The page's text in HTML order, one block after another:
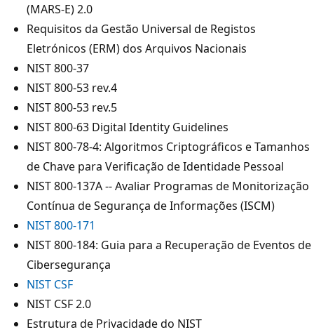
(MARS-E) 2.0
Requisitos da Gestão Universal de Registos
Eletrónicos (ERM) dos Arquivos Nacionais
NIST 800-37
NIST 800-53 rev.4
NIST 800-53 rev.5
NIST 800-63 Digital Identity Guidelines
NIST 800-78-4: Algoritmos Criptográficos e Tamanhos
de Chave para Verificação de Identidade Pessoal
NIST 800-137A -- Avaliar Programas de Monitorização
Contínua de Segurança de Informações (ISCM)
NIST 800-171
NIST 800-184: Guia para a Recuperação de Eventos de
Cibersegurança
NIST CSF
NIST CSF 2.0
Estrutura de Privacidade do NIST